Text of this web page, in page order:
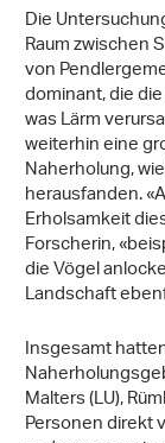
Die
Raum zwischen
von
dominant, die
was Lärm
weiterhin eine
Naherholung,
herausfanden.
Erholsamkeit
Forscherin,
die Vögel
Landschaft
Insgesamt
Malters (LU),
Personen direkt